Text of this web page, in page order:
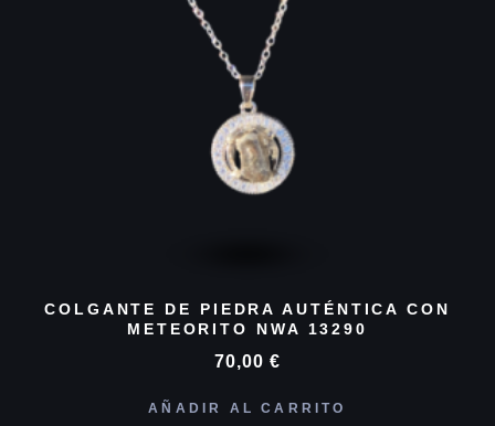
COLGANTE DE PIEDRA AUTÉNTICA CON
METEORITO NWA 13290
70,00 €
AÑADIR AL CARRITO